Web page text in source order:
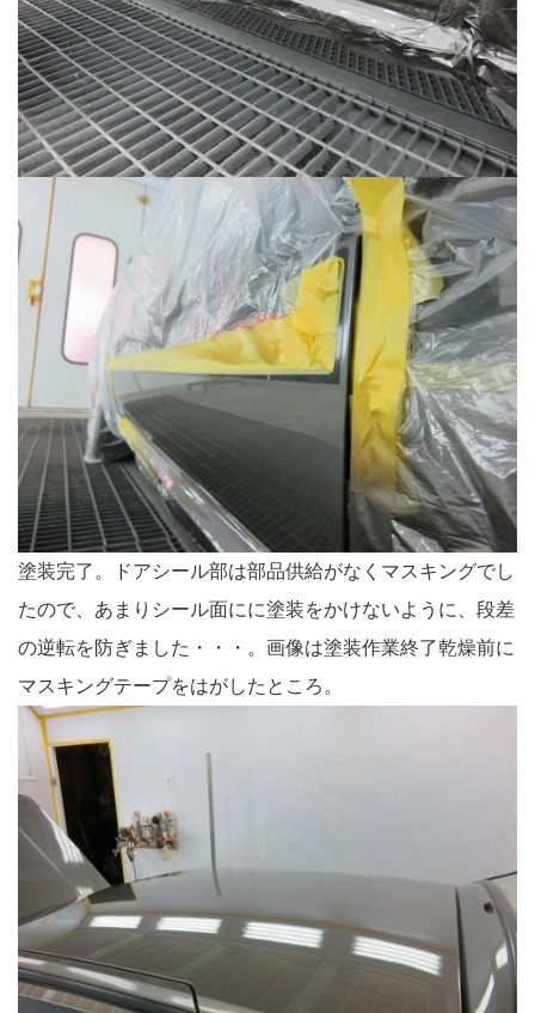
塗装完了。ドアシール部は部品供給がなくマスキングでし
たので、あまりシール面にに塗装をかけないように、段差
の逆転を防ぎました・・・。画像は塗装作業終了乾燥前に
マスキングテープをはがしたところ。